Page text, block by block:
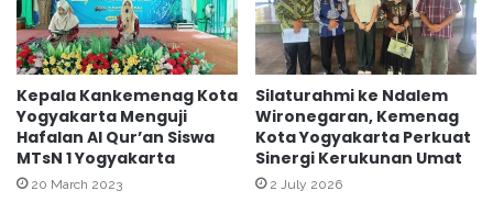
'
a
l
l
i
m
i
n
Kepala Kankemenag Kota
Yogyakarta Menguji
Hafalan Al Qur’an Siswa
MTsN 1 Yogyakarta
20 March 2023
Silaturahmi ke Ndalem
Wironegaran, Kemenag
Kota Yogyakarta Perkuat
Sinergi Kerukunan Umat
2 July 2026